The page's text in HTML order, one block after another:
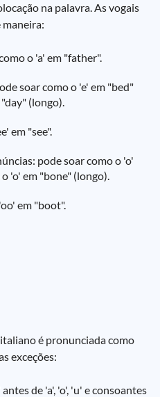
na palavra. As vogais
o 'a' em "father".
soar como o 'e' em "bed"
(longo).
em "see".
pode soar como o 'o'
'o' em "bone" (longo).
em "boot".
é pronunciada como
exceções:
de 'a', 'o', 'u' e consoantes